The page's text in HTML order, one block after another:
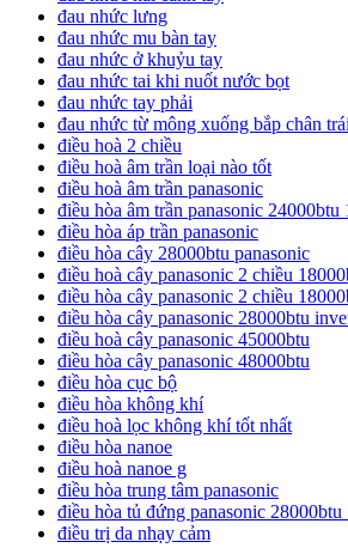
đau nhức lưng
đau nhức mu bàn tay
đau nhức ở khuỷu tay
đau nhức tai khi nuốt nước bọt
đau nhức tay phải
đau nhức từ mông xuống bắp chân trái
điều hoà 2 chiều
điều hoà âm trần loại nào tốt
điều hoà âm trần panasonic
điều hòa âm trần panasonic 24000btu
điều hòa áp trần panasonic
điều hòa cây 28000btu panasonic
điều hoà cây panasonic 2 chiều
điều hòa cây panasonic 2 chiều
điều hòa cây panasonic 28000btu
điều hoà cây panasonic 45000btu
điều hòa cây panasonic 48000btu
điều hòa cục bộ
điều hòa không khí
điều hoà lọc không khí tốt nhất
điều hòa nanoe
điều hoà nanoe g
điều hòa trung tâm panasonic
điều hòa tủ đứng panasonic 28000btu
điều trị da nhạy cảm